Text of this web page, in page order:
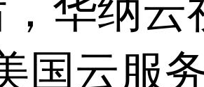
华纳云
国云服